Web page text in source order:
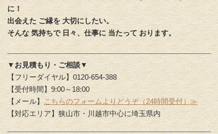
に！
出会えた ご縁を 大切にしたい。
そんな 気持ちで 日々、仕事に 当たって おります。
▼お見積もり・ご相談▼
【フリーダイヤル】0120-654-388
【受付時間】9:00～18:00
【メール】 こちらのフォームよりどうぞ（24時間受付）≫
【対応エリア】狭山市・川越市中心に埼玉県内